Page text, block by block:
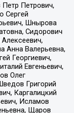
Петрович,
Сергей
Шнырова
Сидорович
Анна Валерьевна,
Георгиевич,
Евгеньевич,
Олег
Григорий
Каргалицкий
Исламов
Щаров